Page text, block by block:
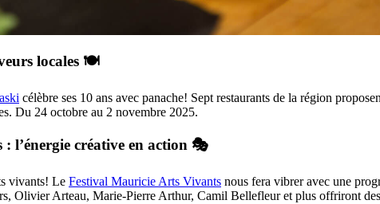
locales 🍽️
célèbre ses 10 ans avec panache! Sept restaurants de la région
Du 24 octobre au 2 novembre 2025.
l’énergie créative en action 🎭
vivants! Le Festival Mauricie Arts Vivants nous fera vibrer avec une
Olivier Arteau, Marie-Pierre Arthur, Camil Bellefleur et plus offriront